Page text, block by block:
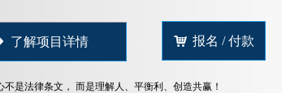
了解项目详情
不是法律条文， 而是理解人、平衡利、创造共赢！
낙 报名 / 付款